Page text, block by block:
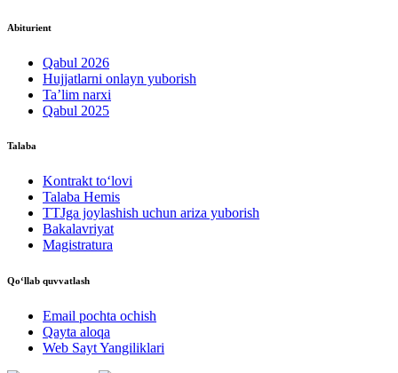
Abiturient
Qabul 2026
Hujjatlarni onlayn yuborish
Ta’lim narxi
Qabul 2025
Talaba
Kontrakt to‘lovі
Talaba Hemis
TTJga joylashish uchun ariza yuborish
Bakalavriyat
Magistratura
Qo‘llab quvvatlash
Email pochta ochish
Qayta aloqa
Web Sayt Yangiliklari